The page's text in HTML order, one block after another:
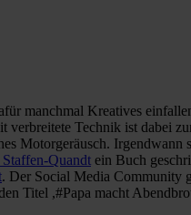
manchmal Kreatives
Technik ist dabei
Motorgeräusch. Irgendwann
Quandt ein Buch
. Der Social Media Community
Titel ,#Papa macht